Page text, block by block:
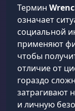
Термин
означает
социальной
применяют
чтобы
отличие от
гораздо
затрагивают
и личную